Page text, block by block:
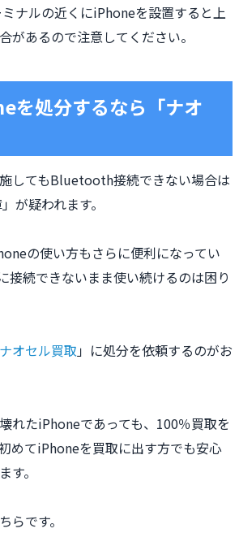
ナルの近くにiPhoneを設置すると上
があるので注意してください。
を処分するなら「ナオ
してもBluetooth接続できない場合は
が疑われます。
の使い方もさらに便利になってい
続できないまま使い続けるのは困り
ナオセル買取」に処分を依頼するのがお
れたiPhoneであっても、100％買取を
めてiPhoneを買取に出す方でも安心
す。
らです。